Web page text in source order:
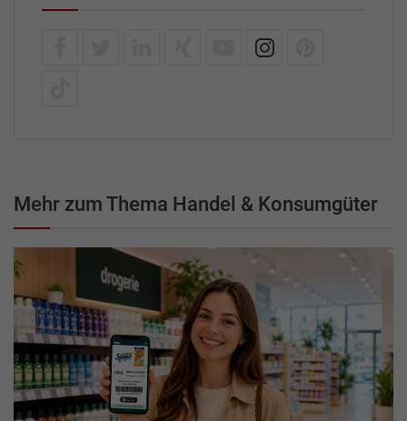
Mehr zum Thema Handel & Konsumgüter